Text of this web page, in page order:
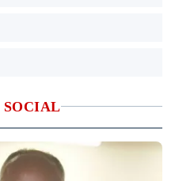
SOCIAL